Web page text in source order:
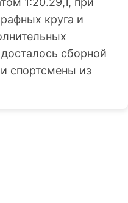
круга и
сборной
спортсмены из